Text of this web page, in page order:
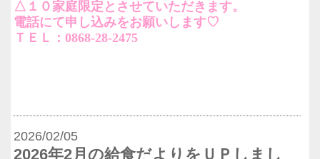
△１０家庭限定とさせていただきます。
電話にて申し込みをお願いします♡
ＴＥＬ：0868-28-2475
2026/02/05
2026年2月の給食だよりをＵＰしまし